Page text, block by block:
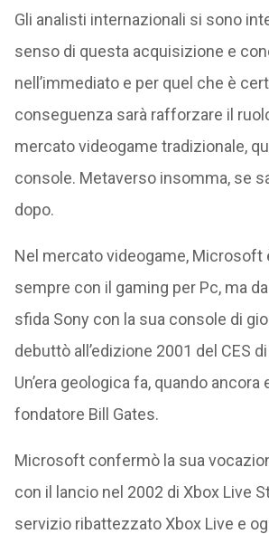
Gli analisti internazionali si sono
senso di questa acquisizione e
nell’immediato e per quel che è
conseguenza sarà rafforzare il
mercato videogame tradizionale,
console. Metaverso insomma, se
dopo.
Nel mercato videogame, Microsoft
sempre con il gaming per Pc, ma
sfida Sony con la sua console di
debuttò all’edizione 2001 del CES
Un’era geologica fa, quando ancora
fondatore Bill Gates.
Microsoft confermò la sua
con il lancio nel 2002 di Xbox Live
servizio ribattezzato Xbox Live e